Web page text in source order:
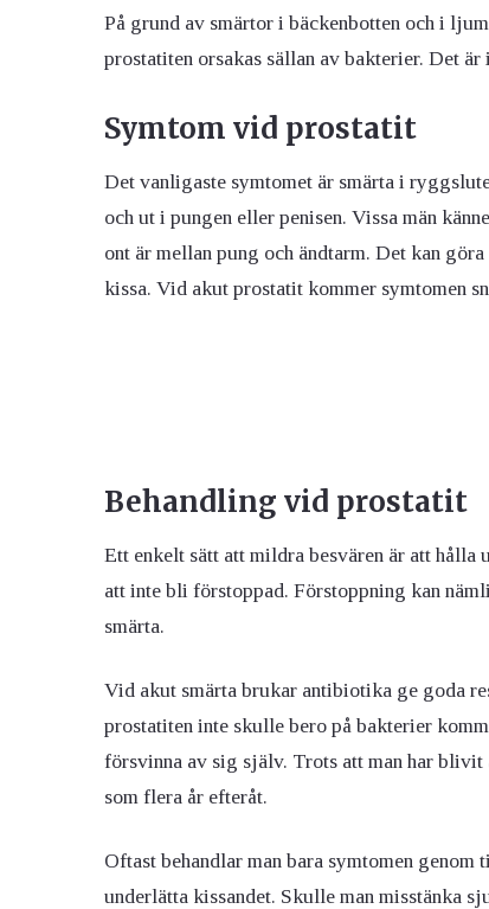
På grund av smärtor i bäckenbotten och i
prostatiten orsakas sällan av bakterier. Det
Symtom vid prostatit
Det vanligaste symtomet är smärta i
och ut i pungen eller penisen. Vissa män
ont är mellan pung och ändtarm. Det kan
kissa. Vid akut prostatit kommer symtomen
Behandling vid prostatit
Ett enkelt sätt att mildra besvären är att hålla
att inte bli förstoppad. Förstoppning kan
smärta.
Vid akut smärta brukar antibiotika ge goda
prostatiten inte skulle bero på bakterier
försvinna av sig själv. Trots att man har blivit
som flera år efteråt.
Oftast behandlar man bara symtomen
underlätta kissandet. Skulle man misstänka